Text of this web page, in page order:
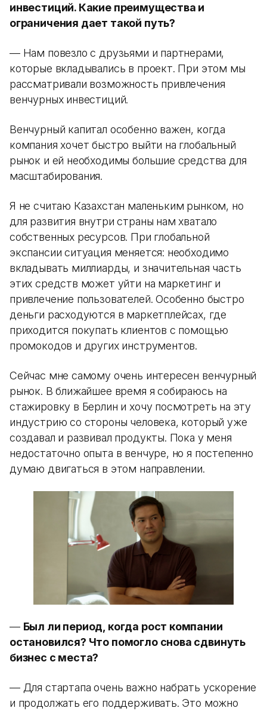
инвестиций. Какие преимущества и
ограничения дает такой путь?
— Нам повезло с друзьями и партнерами,
которые вкладывались в проект. При этом мы
рассматривали возможность привлечения
венчурных инвестиций.
Венчурный капитал особенно важен, когда
компания хочет быстро выйти на глобальный
рынок и ей необходимы большие средства для
масштабирования.
Я не считаю Казахстан маленьким рынком, но
для развития внутри страны нам хватало
собственных ресурсов. При глобальной
экспансии ситуация меняется: необходимо
вкладывать миллиарды, и значительная часть
этих средств может уйти на маркетинг и
привлечение пользователей. Особенно быстро
деньги расходуются в маркетплейсах, где
приходится покупать клиентов с помощью
промокодов и других инструментов.
Сейчас мне самому очень интересен венчурный
рынок. В ближайшее время я собираюсь на
стажировку в Берлин и хочу посмотреть на эту
индустрию со стороны человека, который уже
создавал и развивал продукты. Пока у меня
недостаточно опыта в венчуре, но я постепенно
думаю двигаться в этом направлении.
— Был ли период, когда рост компании
остановился? Что помогло снова сдвинуть
бизнес с места?
— Для стартапа очень важно набрать ускорение
и продолжать его поддерживать. Это можно